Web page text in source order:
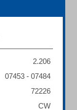
2.206
07453 - 07484
72226
CW